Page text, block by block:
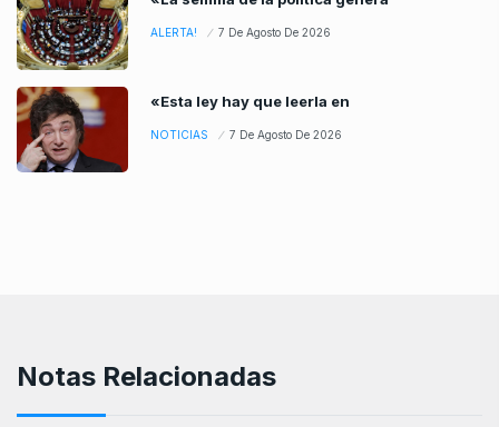
ALERTA! 7 De Agosto De 2026
«Esta ley hay que leerla en
NOTICIAS 7 De Agosto De 2026
Notas Relacionadas